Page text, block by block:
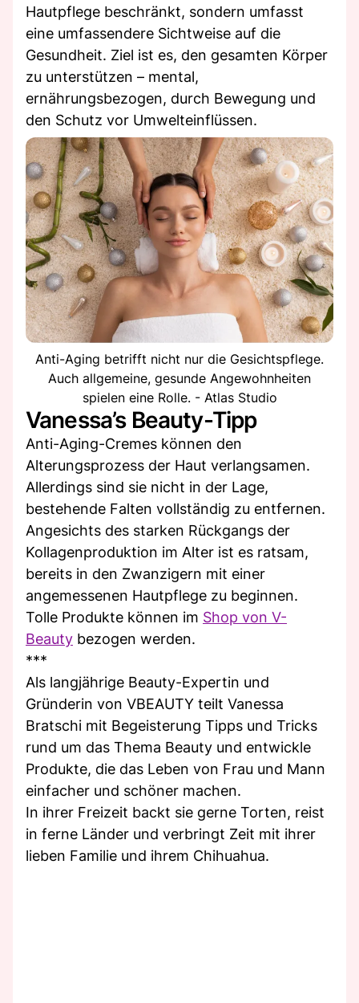
Hautpflege beschränkt, sondern umfasst
eine umfassendere Sichtweise auf die
Gesundheit. Ziel ist es, den gesamten Körper
zu unterstützen – mental,
ernährungsbezogen, durch Bewegung und
den Schutz vor Umwelteinflüssen.
Anti-Aging betrifft nicht nur die Gesichtspflege.
Auch allgemeine, gesunde Angewohnheiten
spielen eine Rolle. - Atlas Studio
Vanessa’s Beauty-Tipp
Anti-Aging-Cremes können den
Alterungsprozess der Haut verlangsamen.
Allerdings sind sie nicht in der Lage,
bestehende Falten vollständig zu entfernen.
Angesichts des starken Rückgangs der
Kollagenproduktion im Alter ist es ratsam,
bereits in den Zwanzigern mit einer
angemessenen Hautpflege zu beginnen.
Tolle Produkte können im Shop von V-
Beauty bezogen werden.
***
Als langjährige Beauty-Expertin und
Gründerin von VBEAUTY teilt Vanessa
Bratschi mit Begeisterung Tipps und Tricks
rund um das Thema Beauty und entwickle
Produkte, die das Leben von Frau und Mann
einfacher und schöner machen.
In ihrer Freizeit backt sie gerne Torten, reist
in ferne Länder und verbringt Zeit mit ihrer
lieben Familie und ihrem Chihuahua.